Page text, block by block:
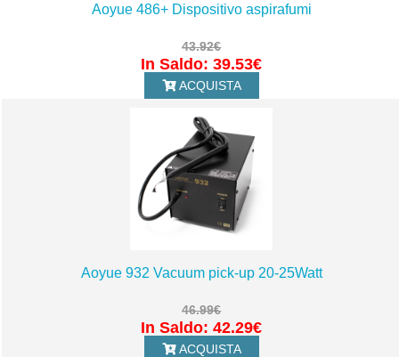
Aoyue 486+ Dispositivo aspirafumi
43.92€
In Saldo: 39.53€
ACQUISTA
Aoyue 932 Vacuum pick-up 20-25Watt
46.99€
In Saldo: 42.29€
ACQUISTA